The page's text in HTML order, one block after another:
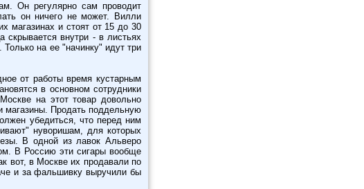
Он регулярно сам проводит
он ничего не может. Вилли
магазинах и стоят от 15 до 30
скрывается внутри - в листьях
Только на ее "начинку" идут три
от работы время кустарным
в основном сотрудники
на этот товар довольно
магазины. Продать поддельную
убедиться, что перед ним
нуворишам, для которых
В одной из лавок Альверо
В Россию эти сигары вообще
вот, в Москве их продавали по
и за фальшивку выручили бы